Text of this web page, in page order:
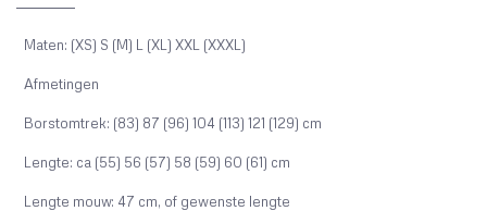
Maten: (XS) S (M) L (XL) XXL (XXXL)
Afmetingen
Borstomtrek: (83) 87 (96) 104 (113) 121 (129) cm
Lengte: ca (55) 56 (57) 58 (59) 60 (61) cm
Lengte mouw: 47 cm, of gewenste lengte